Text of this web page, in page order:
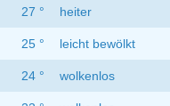
27 ° heiter
25 ° leicht bewölkt
24 ° wolkenlos